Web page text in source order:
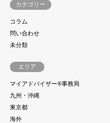
カテゴリー
コラム
問い合わせ
未分類
エリア
マイアドバイザー®事務局
九州・沖縄
東京都
海外